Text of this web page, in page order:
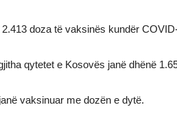
doza të vaksinës kundër
qytetet e Kosovës janë dhënë
vaksinuar me dozën e dytë.